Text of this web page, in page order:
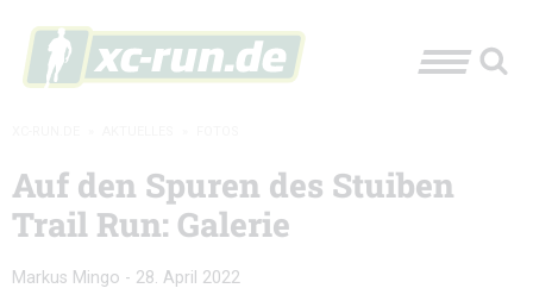
Auf den Spuren des Stuiben
Trail Run: Galerie
Markus Mingo - 28. April 2022